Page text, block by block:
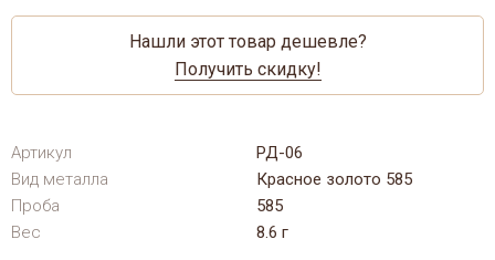
Нашли этот товар дешевле?
Получить скидку!
Артикул
РД-06
Вид металла
Красное золото 585
Проба
585
Вес
8.6 г